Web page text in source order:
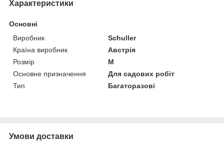
Характеристики
Основні
Виробник
Schuller
Країна виробник
Австрія
Розмір
M
Основне призначення
Для садових робіт
Тип
Багаторазові
Умови доставки